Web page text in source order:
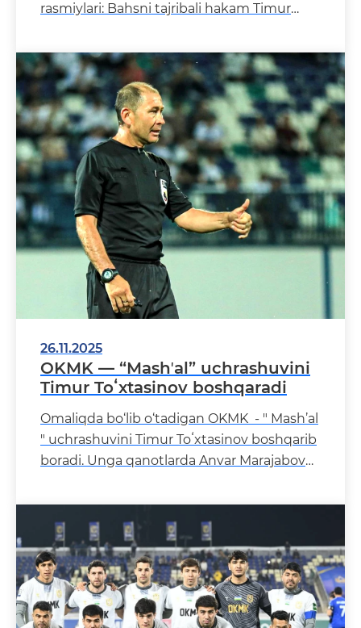
rasmiylari: Bahsni tajribali hakam Timur
26.11.2025
OKMK — “Mashʼal” uchrashuvini
Timur Toʻxtasinov boshqaradi
Omaliqda bo‘lib o‘tadigan OKMK - " Mash’al
" uchrashuvini Timur Toʻxtasinov boshqarib
boradi. Unga qanotlarda Anvar Marajabov